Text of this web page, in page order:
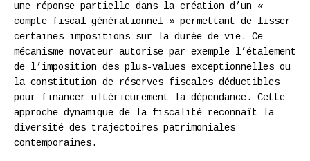
une réponse partielle dans la création d’un «
compte fiscal générationnel » permettant de lisser
certaines impositions sur la durée de vie. Ce
mécanisme novateur autorise par exemple l’étalement
de l’imposition des plus-values exceptionnelles ou
la constitution de réserves fiscales déductibles
pour financer ultérieurement la dépendance. Cette
approche dynamique de la fiscalité reconnaît la
diversité des trajectoires patrimoniales
contemporaines.